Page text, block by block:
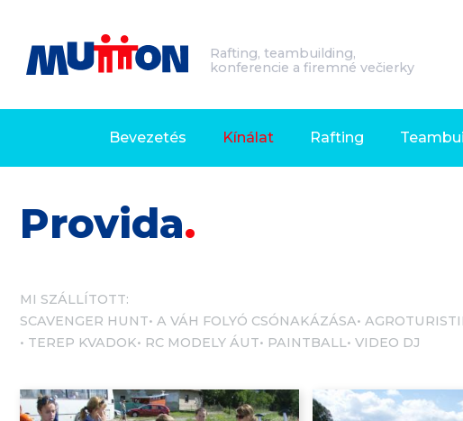
Rafting, teambuilding,
konferencie a firemné večierky
Bevezetés Kínálat Rafting
Provida
MI SZÁLLÍTOTT:
SCAVENGER HUNT A VÁH FOLYÓ CSÓNAKÁZÁSA
TEREP KVADOK
RC MODELY ÁUT PAINTBALL VIDEO DJ